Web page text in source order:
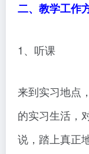
二、教学工作
1、听课
来到实习地点
的实习生活，
说，踏上真正